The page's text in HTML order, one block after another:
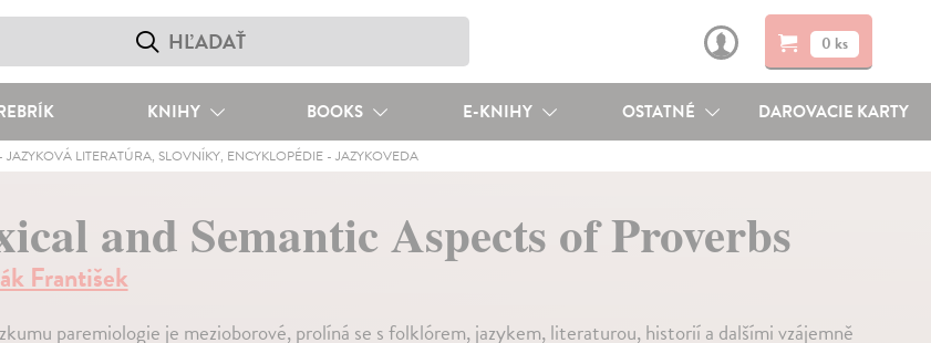
0 ks
KNIHY BOOKS E-KNIHY OSTATNÉ DAROVACIE KARTY
JAZYKOVÁ LITERATÚRA, SLOVNÍKY, ENCYKLOPÉDIE- JAZYKOVEDA
and Semantic Aspects of Proverbs
František
paremiologie je mezioborové, prolíná se s folklórem, jazykem, literaturou, historií a dalšími vzájemně